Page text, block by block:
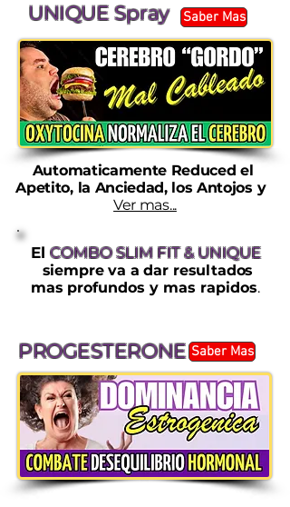
UNIQUE Spray Saber Mas
Automaticamente Reduced el
Apetito, la Anciedad, los Antojos y
Ver mas...
El COMBO SLIM FIT & UNIQUE
siempre va a dar resultados
mas profundos y mas rapidos.
PROGESTERONE Saber Mas